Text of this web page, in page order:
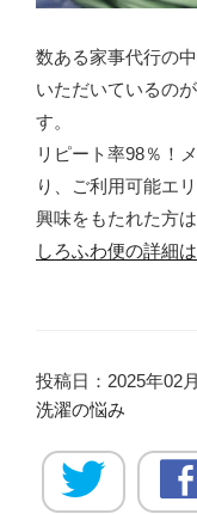
数ある家事代行の
いただいているの
す。
リピート率98％！
り、ご利用可能エ
興味をもたれた方
しろふわ便の詳細
投稿日：2025年02
洗濯の悩み